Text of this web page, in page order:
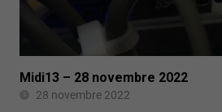
Midi13 – 28 novembre 2022
28 novembre 2022